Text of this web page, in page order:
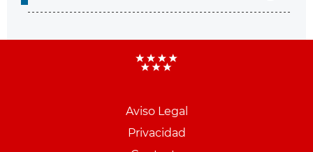
Aviso Legal
Privacidad